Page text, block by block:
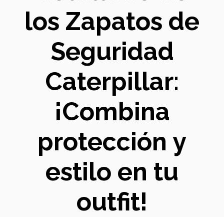
los Zapatos de
Seguridad
Caterpillar:
¡Combina
protección y
estilo en tu
outfit!